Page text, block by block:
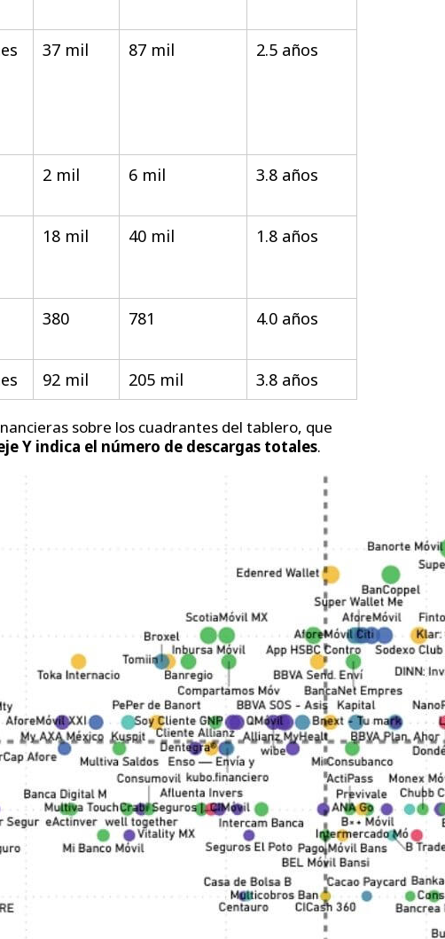
37 mil 87 mil 2.5 años
2 mil 6 mil 3.8 años
18 mil 40 mil 1.8 años
380 781 4.0 años
92 mil 205 mil 3.8 años
sobre los cuadrantes del tablero, que
Y indica el número de descargas totales.